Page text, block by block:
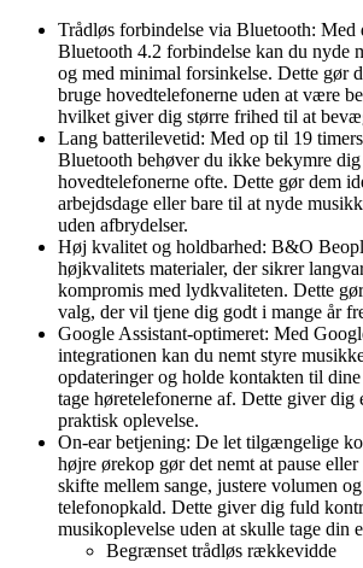
Trådløs forbindelse via Bluetooth: Med
Bluetooth 4.2 forbindelse kan du nyde
og med minimal forsinkelse. Dette gør
bruge hovedtelefonerne uden at være
hvilket giver dig større frihed til at
Lang batterilevetid: Med op til 19
Bluetooth behøver du ikke bekymre
hovedtelefonerne ofte. Dette gør dem
arbejdsdage eller bare til at nyde
uden afbrydelser.
Høj kvalitet og holdbarhed: B&O
højkvalitets materialer, der sikrer
kompromis med lydkvaliteten. Dette
valg, der vil tjene dig godt i mange år
Google Assistant-optimeret: Med
integrationen kan du nemt styre
opdateringer og holde kontakten til
tage høretelefonerne af. Dette giver dig
praktisk oplevelse.
On-ear betjening: De let tilgængelige
højre ørekop gør det nemt at pause
skifte mellem sange, justere volumen
telefonopkald. Dette giver dig fuld
musikoplevelse uden at skulle tage din
Begrænset trådløs rækkevidde